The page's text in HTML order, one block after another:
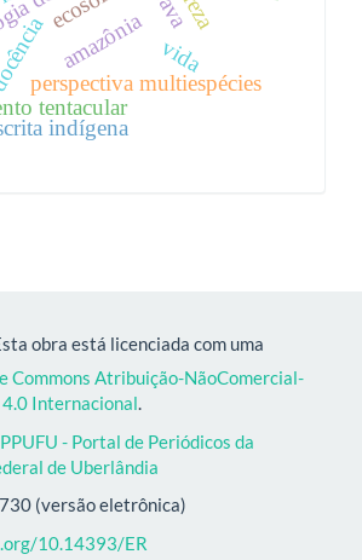
amazônia
perspectiva multiespécies
tentacular
vida
indígena
obra está licenciada com uma
Commons Atribuição-NãoComercial-
Internacional.
PPUFU - Portal de Periódicos da
de Uberlândia
(versão eletrônica)
10.14393/ER